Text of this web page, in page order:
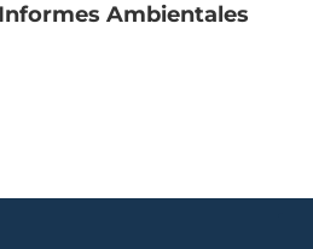
Ambientales